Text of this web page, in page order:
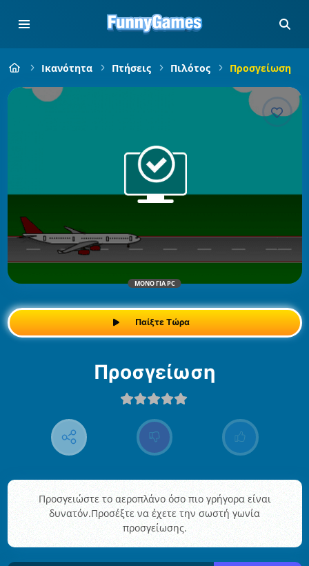
Ικανότητα Πτήσεις Πιλότος Προσγείωση
ΜΌΝΟ ΓΙΑ PC
Παίξτε Τώρα
Προσγείωση
Προσγειώστε το αεροπλάνο όσο πιο γρήγορα είναι
δυνατόν.Προσέξτε να έχετε την σωστή γωνία
προσγείωσης.